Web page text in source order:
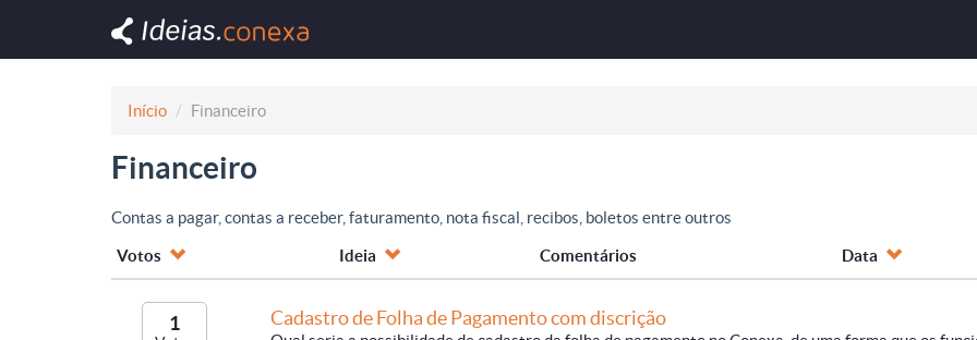
Início Financeiro
Financeiro
Contas a pagar, contas a receber, faturamento, nota fiscal, recibos, boletos entre outros
Votos Ideia Comentários Data
1 Cadastro de Folha de Pagamento com discrição